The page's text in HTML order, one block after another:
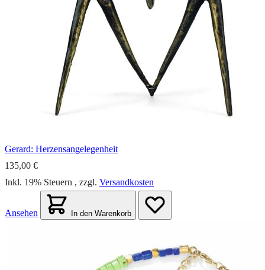
Gerard: Herzensangelegenheit
135,00 €
Inkl. 19% Steuern , zzgl. Versandkosten
Ansehen In den Warenkorb